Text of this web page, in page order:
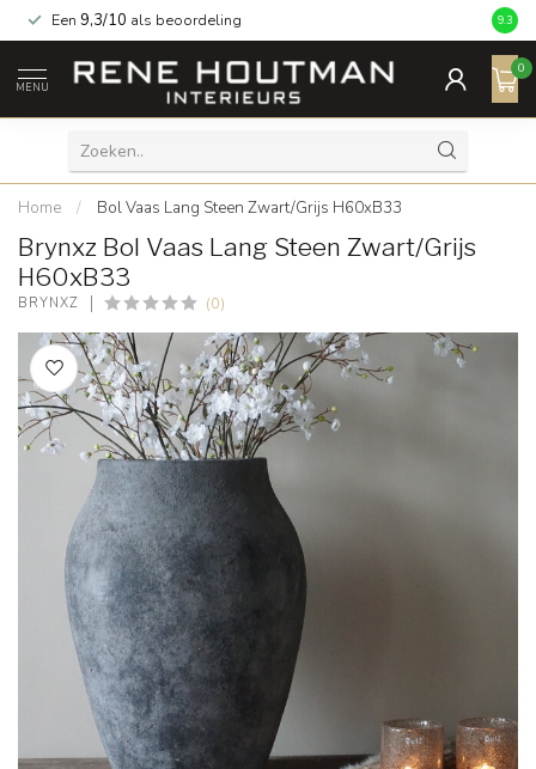
Een 9,3/10 als beoordeling 9.3
MENU
0
Home / Bol Vaas Lang Steen Zwart/Grijs H60xB33
Brynxz Bol Vaas Lang Steen Zwart/Grijs
H60xB33
BRYNXZ (0)